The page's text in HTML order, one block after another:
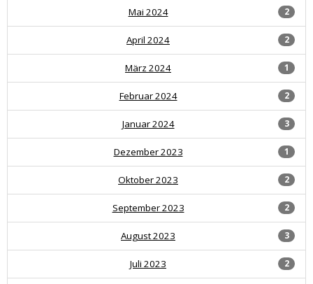
2
Mai 2024
2
April 2024
1
März 2024
2
Februar 2024
3
Januar 2024
1
Dezember 2023
2
Oktober 2023
2
September 2023
3
August 2023
2
Juli 2023